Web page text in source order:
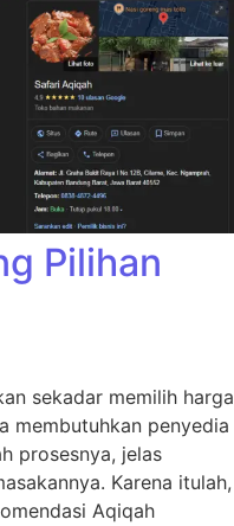
Pilihan
sekadar memilih harga
membutuhkan penyedia
prosesnya, jelas
Karena itulah,
Aqiqah